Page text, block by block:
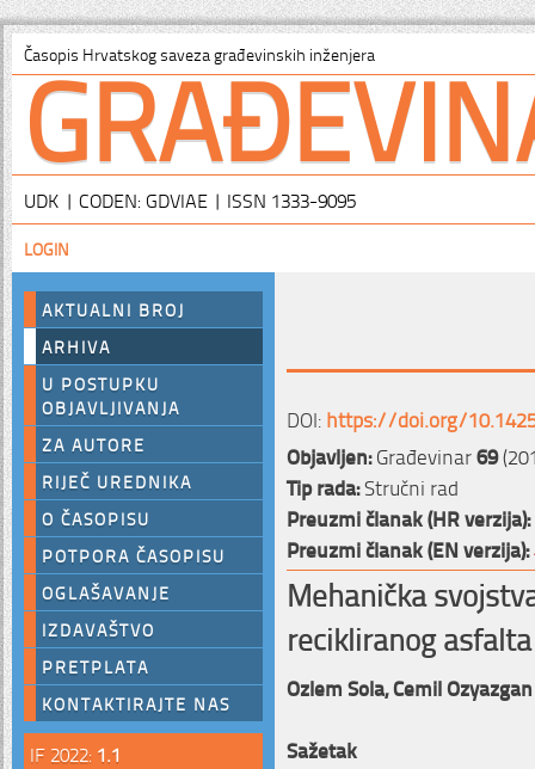
Časopis Hrvatskog saveza građevinskih inženjera
UDK | CODEN: GDVIAE | ISSN 1333-9095
LOGIN
AKTUALNI BROJ
ARHIVA
U POSTUPKU
OBJAVLJIVANJA
ZA AUTORE
RIJEČ UREDNIKA
O ČASOPISU
POTPORA ČASOPISU
OGLAŠAVANJE
IZDAVAŠTVO
PRETPLATA
KONTAKTIRAJTE NAS
IF 2022: 1.1
DOI:https://doi.org/
Objavljen:Građevinar69
Tip rada:Stručni rad
Preuzmi članak (HR verzija):
Preuzmi članak (EN verzija):
Mehanička
recikliranog asfalta
Ozlem Sola,Cemil Ozyazgan
Sažetak